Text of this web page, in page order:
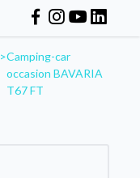
>Camping-car
occasion BAVARIA
T67 FT